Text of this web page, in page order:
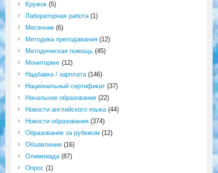
Кружок(5)
Лабораторная работа(1)
Месячник(6)
Методика преподавания(12)
Методическая помощь(45)
Мониторинг(12)
Надбавка / зарплата(146)
Национальный сертификат(37)
Начальное образование(22)
Новости английского языка(44)
Новости образования(374)
Образование за рубежом (12)
Объявление(16)
Олимпиада(87)
Опрос (1)